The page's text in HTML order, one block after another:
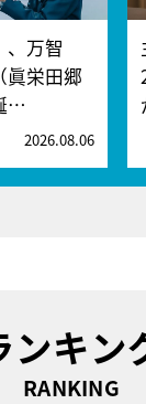
、万智
眞栄田郷
…
2026.08.06
ンキン
RANKING